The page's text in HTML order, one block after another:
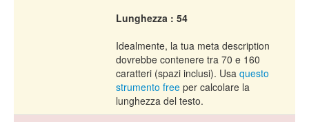
Lunghezza : 54
Idealmente, la tua meta description
dovrebbe contenere tra 70 e 160
caratteri (spazi inclusi). Usa questo
strumento free per calcolare la
lunghezza del testo.